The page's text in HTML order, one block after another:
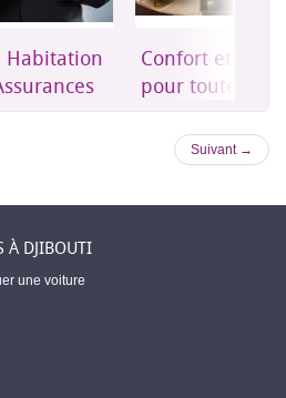
moderne
Une
accessible à
Suivant →
À DJIBOUTI
une voiture